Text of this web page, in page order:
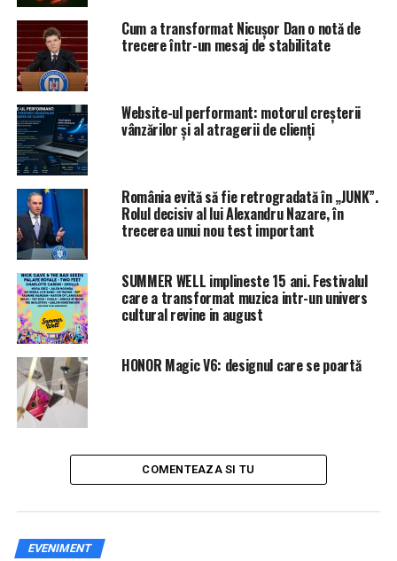
ARTICOLE PE ACEIASI TEMA: PRIMA
URMATORUL
Simona Halep, în centrul unui scandal cu americanii.
Jucătoarea a fost criticată dur | IasiAZI.ro
NU RATATI
Cum puteți beneficia de PENSIE SUPLIMENTARĂ |
IasiAZI.ro
Cum a transformat Nicușor Dan o notă de
trecere într-un mesaj de stabilitate
Website-ul performant: motorul creșterii
vânzărilor și al atragerii de clienți
România evită să fie retrogradată în „JUNK”.
Rolul decisiv al lui Alexandru Nazare, în
trecerea unui nou test important
SUMMER WELL implineste 15 ani. Festivalul
care a transformat muzica intr-un univers
cultural revine in august
HONOR Magic V6: designul care se poartă
COMENTEAZA SI TU
EVENIMENT